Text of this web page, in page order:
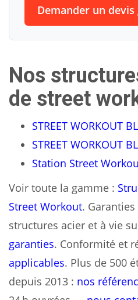
Demander un
Nos
de street
STREET WORKOUT
STREET WORKOUT
Station Street
Voir toute la gamme :
Street Workout. Garanties
structures acier et à vie
garanties. Conformité et
applicables. Plus de 500
depuis 2013 : nos